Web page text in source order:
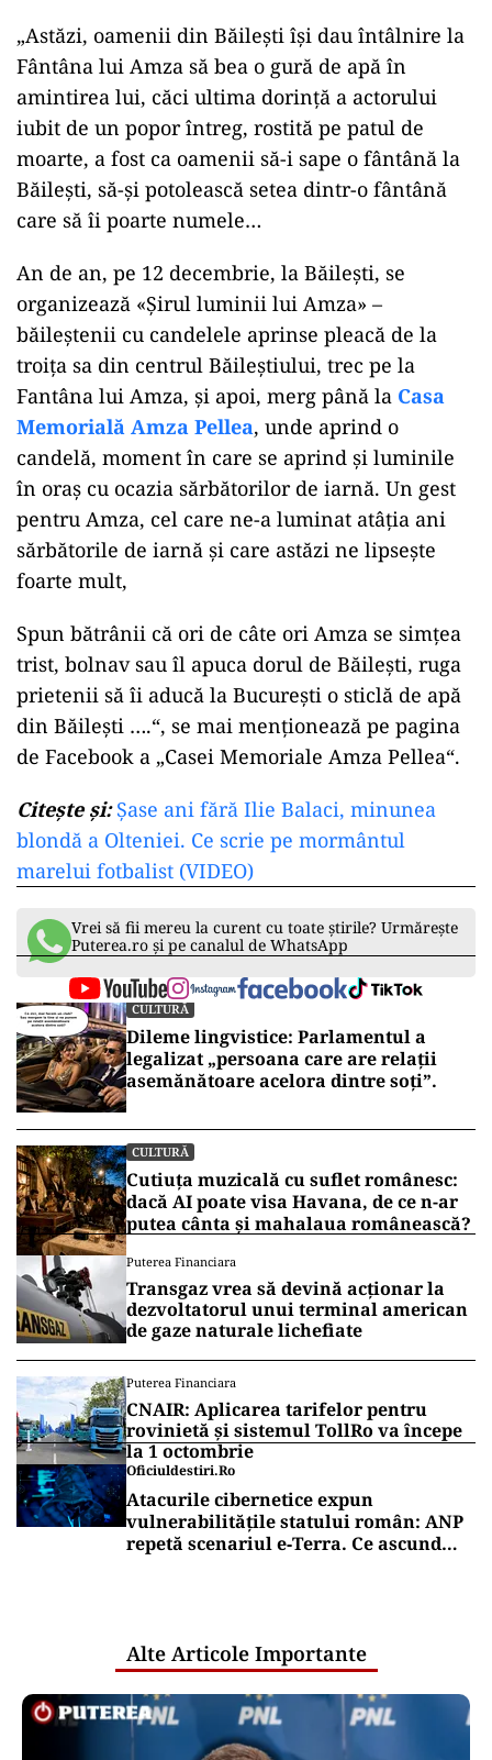
„Astăzi, oamenii din Băilești își dau întâlnire la
Fântâna lui Amza să bea o gură de apă în
amintirea lui, căci ultima dorinţă a actorului
iubit de un popor întreg, rostită pe patul de
moarte, a fost ca oamenii să-i sape o fântână la
Băilești, să-şi potolească setea dintr-o fântână
care să îi poarte numele…
An de an, pe 12 decembrie, la Băilești, se
organizează «Șirul luminii lui Amza» –
băileștenii cu candelele aprinse pleacă de la
troiţa sa din centrul Băileştiului, trec pe la
Fantâna lui Amza, și apoi, merg până la Casa
Memorială Amza Pellea, unde aprind o
candelă, moment în care se aprind şi luminile
în oraş cu ocazia sărbătorilor de iarnă. Un gest
pentru Amza, cel care ne-a luminat atâţia ani
sărbătorile de iarnă şi care astăzi ne lipseşte
foarte mult,
Spun bătrânii că ori de câte ori Amza se simțea
trist, bolnav sau îl apuca dorul de Băilești, ruga
prietenii să îi aducă la București o sticlă de apă
din Băilești ….“, se mai menționează pe pagina
de Facebook a „Casei Memoriale Amza Pellea“.
Citește și:Șase ani fără Ilie Balaci, minunea
blondă a Olteniei. Ce scrie pe mormântul
marelui fotbalist (VIDEO)
Vrei să fii mereu la curent cu toate știrile? Urmărește
Puterea.ro și pe canalul de WhatsApp
CULTURĂ
Dileme lingvistice: Parlamentul a
legalizat „persoana care are relații
asemănătoare acelora dintre soți”.
CULTURĂ
Cutiuța muzicală cu suflet românesc:
dacă AI poate visa Havana, de ce n-ar
putea cânta și mahalaua românească?
Puterea Financiara
Transgaz vrea să devină acționar la
dezvoltatorul unui terminal american
de gaze naturale lichefiate
Puterea Financiara
CNAIR: Aplicarea tarifelor pentru
rovinietă și sistemul TollRo va începe
la 1 octombrie
Oficiuldestiri.ro
Atacurile cibernetice expun
vulnerabilitățile statului român: ANP
repetă scenariul e‑Terra. Ce ascund
Alte Articole Importante